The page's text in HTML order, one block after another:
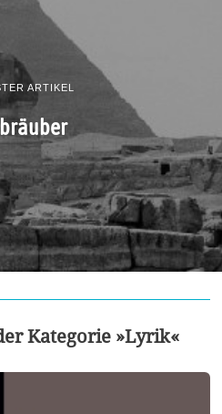
ARTIKEL
Kategorie »Lyrik«